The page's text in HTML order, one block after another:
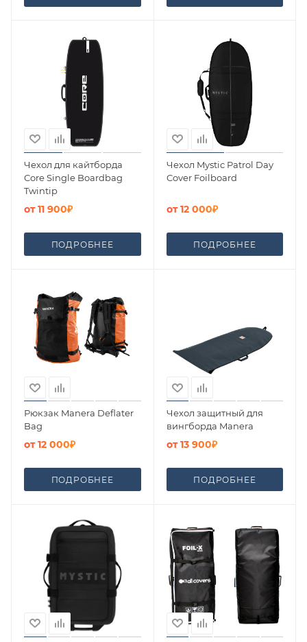
Чехол для кайтборда
Core Single Boardbag
Twintip
от11 900₽
ПОДРОБНЕЕ
Чехол Mystic Patrol Day
Cover Foilboard
от12 000₽
ПОДРОБНЕЕ
Рюкзак Manera Deflater
Bag
от12 000₽
ПОДРОБНЕЕ
Чехол защитный для
вингборда Manera
от13 900₽
ПОДРОБНЕЕ